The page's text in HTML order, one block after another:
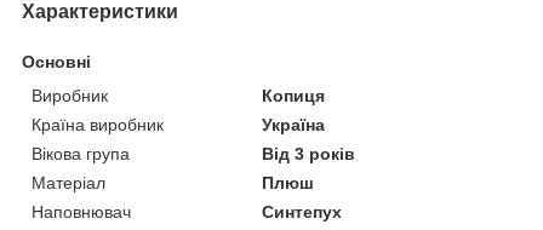
Характеристики
Основні
Виробник
Копиця
Країна виробник
Україна
Вікова група
Від 3 років
Матеріал
Плюш
Наповнювач
Синтепух